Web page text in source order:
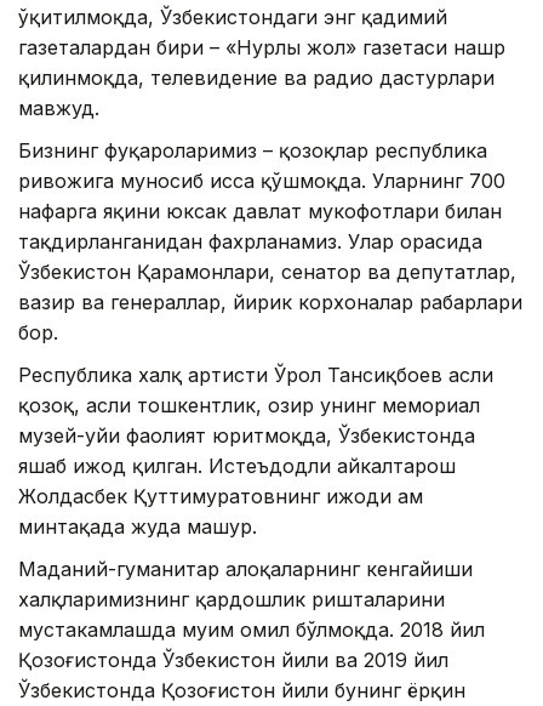
ўқитилмоқда, Ўзбекистондаги энг қадимий
газеталардан бири – «Нурлы жол» газетаси нашр
қилинмоқда, телевидение ва радио дастурлари
мавжуд.
Бизнинг фуқароларимиз – қозоқлар республика
ривожига муносиб ҳисса қўшмоқда. Уларнинг 700
нафарга яқини юксак давлат мукофотлари билан
тақдирланганидан фахрланамиз. Улар орасида
Ўзбекистон Қаҳрамонлари, сенатор ва депутатлар,
вазир ва генераллар, йирик корхоналар раҳбарлари
бор.
Республика халқ артисти Ўрол Тансиқбоев асли
қозоқ, асли тошкентлик, ҳозир унинг мемориал
музей-уйи фаолият юритмоқда, Ўзбекистонда
яшаб ижод қилган. Истеъдодли ҳайкалтарош
Жолдасбек Қуттимуратовнинг ижоди ҳам
минтақада жуда машҳур.
Маданий-гуманитар алоқаларнинг кенгайиши
халқларимизнинг қардошлик ришталарини
мустаҳкамлашда муҳим омил бўлмоқда. 2018 йил
Қозоғистонда Ўзбекистон йили ва 2019 йил
Ўзбекистонда Қозоғистон йили бунинг ёрқин